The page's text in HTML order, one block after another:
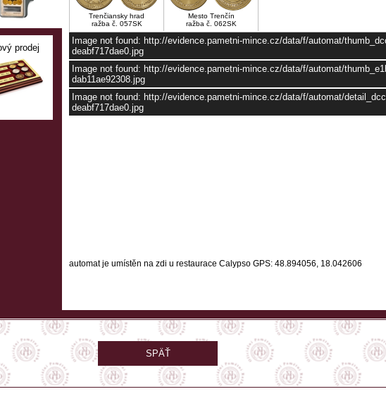
reprezentuje i Barborin palác, ktorý vraj dal
druhú manželku Barboru Cellskú v dobe,
venné majetky. Posledným, tretím palácom
pochádzajúci z obdobia panstva mocnej rodiny
s prvkami rannej renesancie postaviť zrejme
Tešínska. Ich syn, neskorší uhorský kráľ Ján
vojvodcu Johana Katzianera, ktorého vojská
delami, ktoré spôsobilo výbuch hradnej
hradu pomôcť nemôže, posádka dňa 15.
odchod s poctami. V Paláci Zápoľských
z Ilešháziovskej zbierky, ktorá sa radí
kolekciám na Slovensku. Jej umelecko -
veža, umiestnené v stredovej osi obrany.
systém, v strednej Európe ojedinelý.
Hostil vo svojich múroch korunované
v blízkosti hraníc troch kráľovstiev ho priam
a stretnutí. 24. augusta 1335 sa na
poľský kráľ Kazimír, uhorský kráľ
Jan Luxemburský sprevádzaný taktiež
titulu poľského kráľa, začo si ponechal
tu opäť prebehli mierové rokovania medzi
prodej
Trenčiansky hrad
ražba č. 057SK
Mesto Trenčín
ražba č. 062SK
Image not found: http://evidence.pametni-mince.cz/data/f/automat/
deabf717dae0.jpg
Image not found: http://evidence.pametni-mince.cz/data/f/automat/
dab11ae92308.jpg
Image not found: http://evidence.pametni-mince.cz/data/f/automat/
deabf717dae0.jpg
automat je umístěn na zdi u restaurace Calypso GPS: 48.894056, 18.042606
SPÄŤ